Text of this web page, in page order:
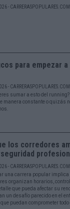
- CARRERASPOPULARES.COM
para empezar
- CARRERASPOPULARES.COM
sumar a esto del
manera constante o quizás
los corredores
- CARRERASPOPULARES.COM
una carrera popular
organizan horarios,
que pueda afectar su
un desafío parecido en el
puedan comprometer todo